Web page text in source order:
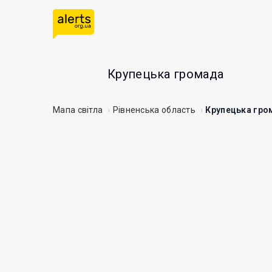
Крупецька громада
Мапа світла Рівненська область Крупецька